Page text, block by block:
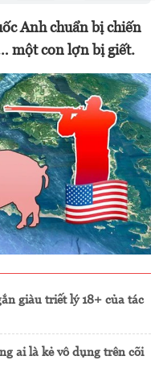
Anh chuẩn bị chiến
một con lợn bị giết.
giàu triết lý 18+ của tác
ai là kẻ vô dụng trên cõi